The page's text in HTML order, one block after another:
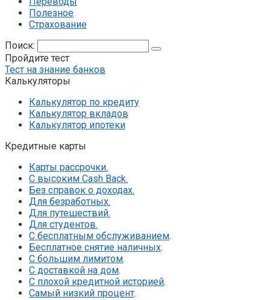
Полезное
Страхование
Поиск:
Пройдите тест
Тест на знание банков
Калькуляторы
Калькулятор по кредиту
Калькулятор вкладов
Калькулятор ипотеки
Кредитные карты
Карты рассрочки.
С высоким Cash Back.
Без справок о доходах.
Для безработных.
Для путешествий.
Для студентов.
С бесплатным обслуживанием.
Бесплатное снятие наличных.
С большим лимитом.
С доставкой на дом.
С плохой кредитной историей.
Самый низкий процент.